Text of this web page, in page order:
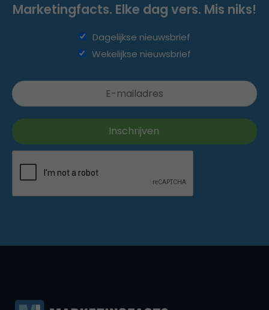
Marketingfacts. Elke dag vers. Mis niks!
Dagelijkse nieuwsbrief
Wekelijkse nieuwsbrief